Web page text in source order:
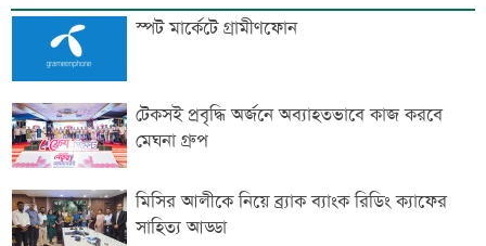
স্পট মার্কেটে গ্রামীণফোন
টেকসই প্রবৃদ্ধি অর্জনে অব্যাহতভাবে কাজ করবে
মেঘনা গ্রুপ
মিসির আলীকে নিয়ে ব্র্যাক ব্যাংক রিডিং ক্যাফের
সাহিত্য আড্ডা